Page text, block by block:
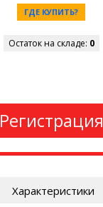
ГДЕ КУПИТЬ?
Остаток на складе: 0
Регистрация
Характеристики